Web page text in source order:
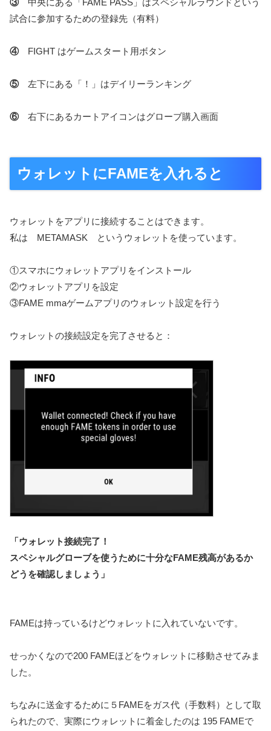
試合に参加するための登録先（有料）
④FIGHT はゲームスタート用ボタン
⑤左下にある「！」はデイリーランキング
⑥右下にあるカートアイコンはグローブ購入画面
ウォレットにFAMEを入れると
ウォレットをアプリに接続することはできます。
私は METAMASK というウォレットを使っています。
①スマホにウォレットアプリをインストール
②ウォレットアプリを設定
③FAME mmaゲームアプリのウォレット設定を行う
ウォレットの接続設定を完了させると：
「ウォレット接続完了！
スペシャルグローブを使うために十分なFAME残高があるか
どうを確認しましょう」
FAMEは持っているけどウォレットに入れていないです。
せっかくなので200 FAMEほどをウォレットに移動させてみま
した。
ちなみに送金するために５FAMEをガス代（手数料）として取
られたので、実際にウォレットに着金したのは 195 FAMEで